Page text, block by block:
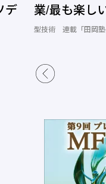
味」に！
集中講座」 2026.08.07